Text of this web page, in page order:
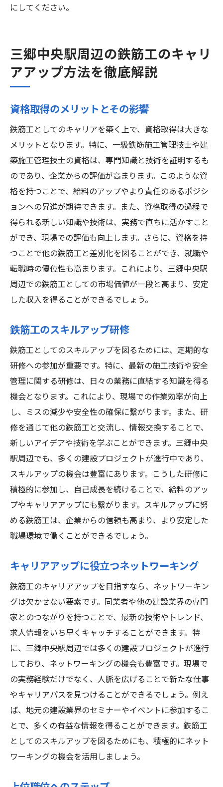
にしてください。
三郷中央駅周辺の鉄筋工のキャリ
アアップ方法を徹底解説
資格取得のメリットとその影響
鉄筋工としてのキャリアを築く上で、資格取得は大きな
メリットとなります。特に、一級鉄筋施工管理技士や建
築施工管理技士の資格は、専門知識と技術を証明するも
のであり、企業からの評価が高まります。このような資
格を持つことで、給料のアップやより責任のあるポジシ
ョンへの昇進が期待できます。また、資格取得の過程で
得られる新しい知識や技術は、実務で直ちに活かすこと
ができ、現場での評価も向上します。さらに、資格を持
つことで他の鉄筋工と差別化を図ることができ、就職や
転職時の優位性も高まります。これにより、三郷中央駅
周辺での鉄筋工としての市場価値が一段と高まり、安定
した収入を得ることができるでしょう。
鉄筋工のスキルアップ研修
鉄筋工としてのスキルアップを図るためには、定期的な
研修への参加が重要です。特に、最新の施工技術や安全
管理に関する研修は、日々の業務に直結する知識を得る
機会となります。これにより、現場での作業効率が向上
し、ミスの減少や安全性の確保に繋がります。また、研
修を通じて他の鉄筋工と交流し、情報交換することで、
新しいアイデアや技術を学ぶことができます。三郷中央
駅周辺でも、多くの建設プロジェクトが進行中であり、
スキルアップの機会は豊富にあります。こうした研修に
積極的に参加し、自己成長を続けることで、給料のアッ
プやキャリアアップにも繋がります。スキルアップに努
める鉄筋工は、企業からの信頼も高まり、より安定した
職場環境で働くことができるでしょう。
キャリアアップに役立つネットワーキング
鉄筋工のキャリアアップを目指すなら、ネットワーキン
グは欠かせない要素です。同業者や他の建設業界の専門
家とのつながりを持つことで、最新の技術やトレンド、
求人情報をいち早くキャッチすることができます。特
に、三郷中央駅周辺では多くの建設プロジェクトが進行
しており、ネットワーキングの機会も豊富です。現場で
の実務経験だけでなく、人脈を広げることで新たな仕事
やキャリアパスを見つけることができるでしょう。例え
ば、地元の建設業界のセミナーやイベントに参加するこ
とで、多くの有益な情報を得ることができます。鉄筋工
としてのスキルアップを図るためにも、積極的にネット
ワーキングの機会を活用しましょう。